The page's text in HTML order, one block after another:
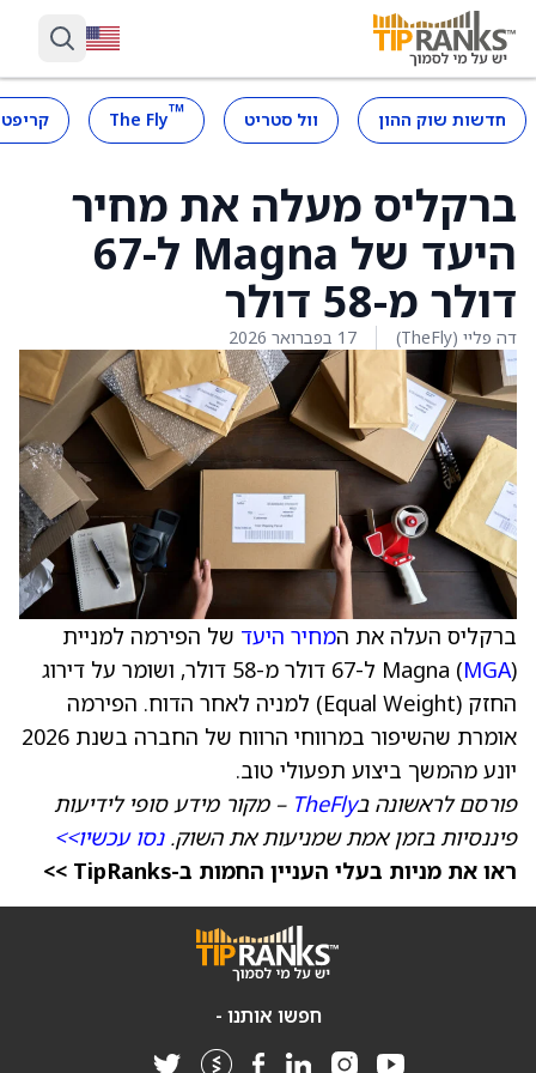
חדשות שוק ההון וול סטריט ™
The Fly
ברקליס מעלה את מחיר
היעד של Magna ל-67
דולר מ-58 דולר
דה פליי (TheFly) 17 בפברואר 2026
ברקליס העלה את המחיר היעד של הפירמה למניית
Magna (MGA
) ל-67 דולר מ-58 דולר, ושומר על דירוג
החזק (Equal Weight) למניה לאחר הדוח. הפירמה
אומרת שהשיפור במרווחי הרווח של החברה בשנת 2026
יונע מהמשך ביצוע תפעולי טוב.
פורסם לראשונה בTheFly – מקור מידע סופי לידיעות
פיננסיות בזמן אמת שמניעות את השוק.נסו עכשיו>>
ראו את מניות בעלי העניין החמות ב-TipRanks >>
חפשו אותנו -